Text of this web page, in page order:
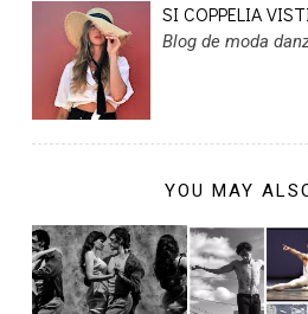
SI COPPELIA
Blog de moda
YOU MAY